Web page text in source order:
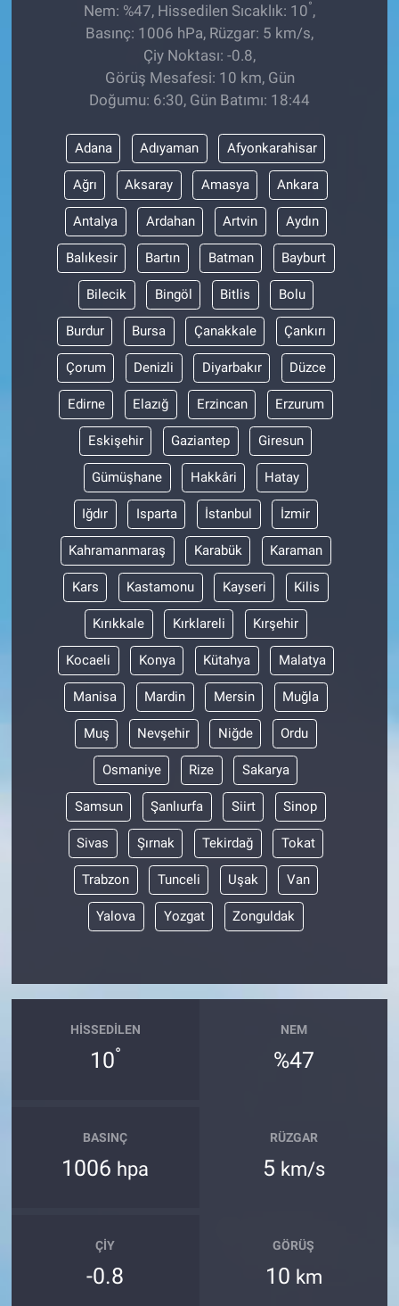
Nem: %47, Hissedilen Sıcaklık: 10°,
Basınç: 1006 hPa, Rüzgar: 5 km/s,
Çiy Noktası: -0.8,
Görüş Mesafesi: 10 km, Gün
Doğumu: 6:30, Gün Batımı: 18:44
Adana Adıyaman Afyonkarahisar
Ağrı Aksaray Amasya Ankara
Antalya Ardahan Artvin Aydın
Balıkesir Bartın Batman Bayburt
Bilecik Bingöl Bitlis Bolu
Burdur Bursa Çanakkale Çankırı
Çorum Denizli Diyarbakır Düzce
Edirne Elazığ Erzincan Erzurum
Eskişehir Gaziantep Giresun
Gümüşhane Hakkâri Hatay
Iğdır Isparta İstanbul İzmir
Kahramanmaraş Karabük Karaman
Kars Kastamonu Kayseri Kilis
Kırıkkale Kırklareli Kırşehir
Kocaeli Konya Kütahya Malatya
Manisa Mardin Mersin Muğla
Muş Nevşehir Niğde Ordu
Osmaniye Rize Sakarya
Samsun Şanlıurfa Siirt Sinop
Sivas Şırnak Tekirdağ Tokat
Trabzon Tunceli Uşak Van
Yalova Yozgat Zonguldak
HISSEDILEN
10°
NEM
%47
BASINÇ
1006 hpa
RÜZGAR
5 km/s
ÇIY
-0.8
GÖRÜŞ
10 km